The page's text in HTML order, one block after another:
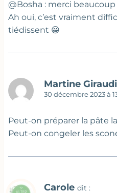
@Bosha : merci beaucoup
Ah oui, c’est vraiment
tiédissent 😀
Martine
30 décembre 2023 à
Peut-on préparer la pâte
Peut-on congeler les
Carole dit :